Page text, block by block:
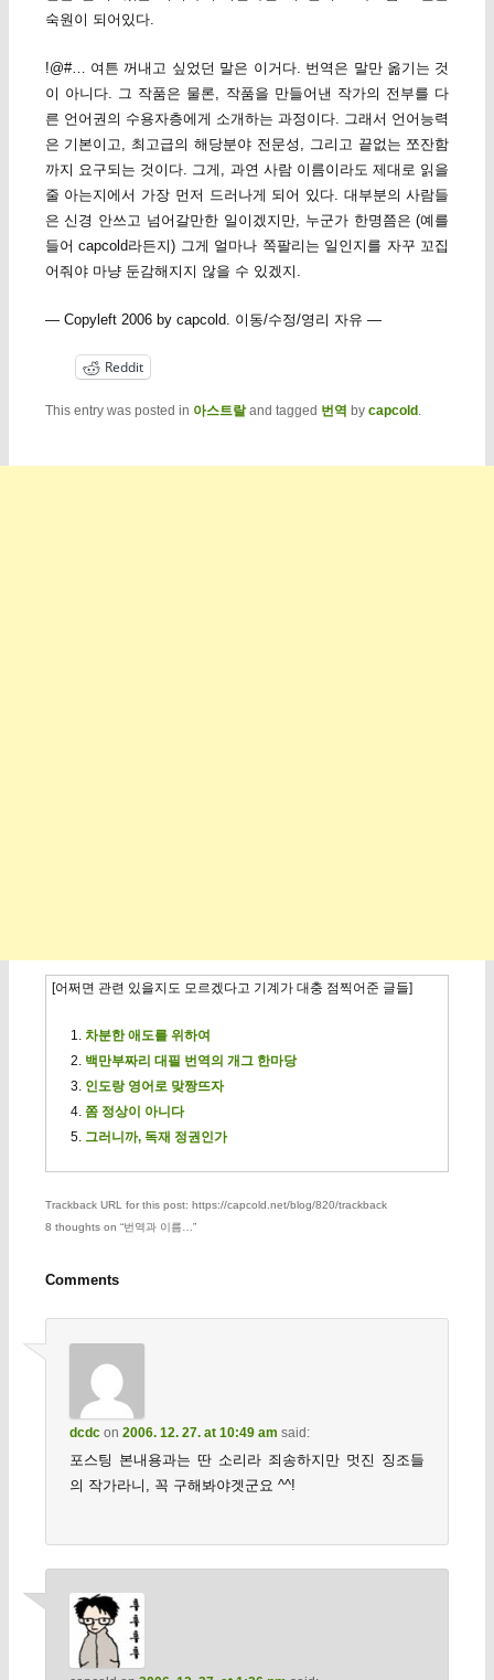
숙원이 되어있다.
!@#… 여튼 꺼내고 싶었던 말은 이거다. 번역은 말만 옮기는 것
이 아니다. 그 작품은 물론, 작품을 만들어낸 작가의 전부를 다
른 언어권의 수용자층에게 소개하는 과정이다. 그래서 언어능력
은 기본이고, 최고급의 해당분야 전문성, 그리고 끝없는 쪼잔함
까지 요구되는 것이다. 그게, 과연 사람 이름이라도 제대로 읽을
줄 아는지에서 가장 먼저 드러나게 되어 있다. 대부분의 사람들
은 신경 안쓰고 넘어갈만한 일이겠지만, 누군가 한명쯤은 (예를
들어 capcold라든지) 그게 얼마나 쪽팔리는 일인지를 자꾸 꼬집
어줘야 마냥 둔감해지지 않을 수 있겠지.
— Copyleft 2006 by capcold. 이동/수정/영리 자유 —
Reddit
This entry was posted in 아스트랄and tagged 번역 by capcold .
[어쩌면 관련 있을지도 모르겠다고 기계가 대충 점찍어준 글들]
차분한 애도를 위하여
백만부짜리 대필 번역의 개그 한마당
인도랑 영어로 맞짱뜨자
쫌 정상이 아니다
그러니까, 독재 정권인가
Trackback URL for this post: https://capcold.net/blog/820/trackback
8 thoughts on “번역과 이름…”
Comments
dcdcon 2006. 12. 27. at 10:49 am said:
포스팅 본내용과는 딴 소리라 죄송하지만 멋진 징조들
의 작가라니, 꼭 구해봐야겟군요 ^^!